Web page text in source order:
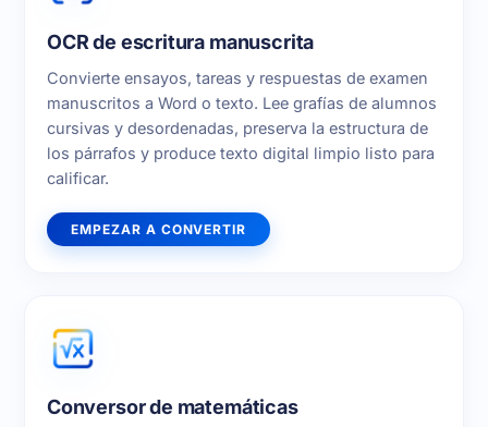
OCR de escritura manuscrita
Convierte ensayos, tareas y respuestas de examen
manuscritos a Word o texto. Lee grafías de alumnos
cursivas y desordenadas, preserva la estructura de
los párrafos y produce texto digital limpio listo para
calificar.
EMPEZAR A CONVERTIR
Conversor de matemáticas